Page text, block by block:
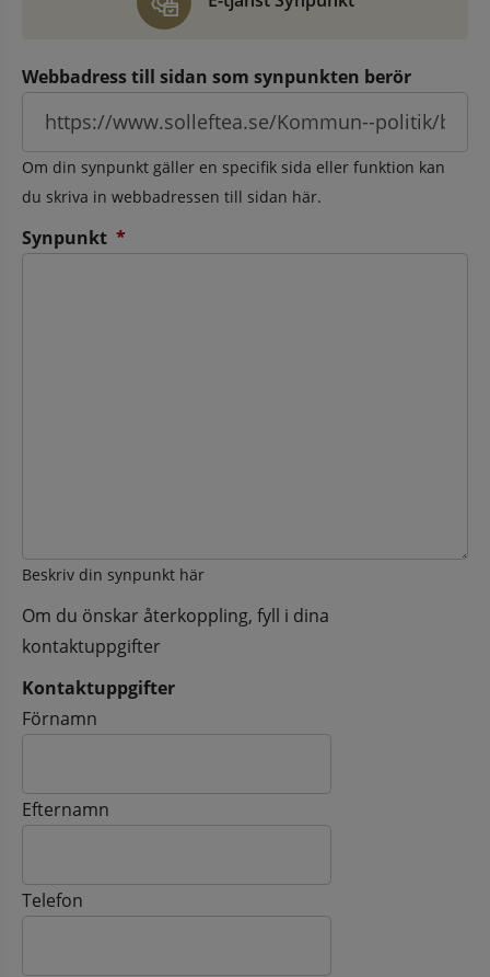
Webbadress till sidan som synpunkten berör
Om din synpunkt gäller en specifik sida eller funktion kan
du skriva in webbadressen till sidan här.
Synpunkt *
Beskriv din synpunkt här
Om du önskar återkoppling, fyll i dina
kontaktuppgifter
Kontaktuppgifter
Kontaktuppgifter
Förnamn
Efternamn
Telefon